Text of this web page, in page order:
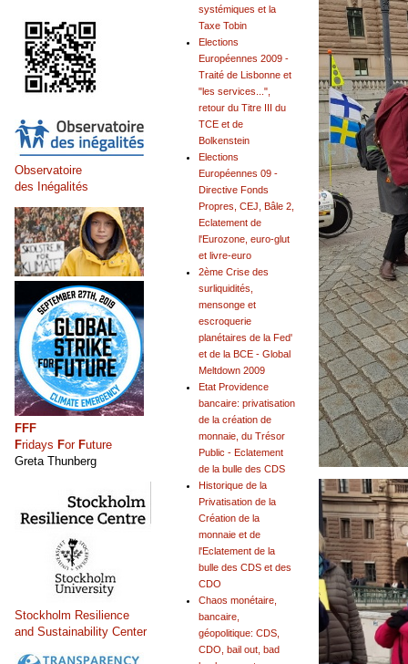
systémiques et la
Taxe Tobin
Elections
Européennes 2009 -
Traité de Lisbonne et
"les services...",
retour du Titre III du
TCE et de
Bolkenstein
Elections
Européennes 09 -
Directive Fonds
Propres, CEJ, Bâle 2,
Eclatement de
l'Eurozone, euro-glut
et livre-euro
2ème Crise des
surliquidités,
mensonge et
escroquerie
planétaires de la Fed'
et de la BCE - Global
Meltdown 2009
Etat Providence
bancaire: privatisation
de la création de
monnaie, du Trésor
Public - Eclatement
de la bulle des CDS
Historique de la
Privatisation de la
Création de la
monnaie et de
l'Eclatement de la
bulle des CDS et des
CDO
Chaos monétaire,
bancaire,
géopolitique: CDS,
CDO, bail out, bad
Observatoire
des Inégalités
FFF
Fridays For Future
Greta Thunberg
Stockholm Resilience
and Sustainability Center